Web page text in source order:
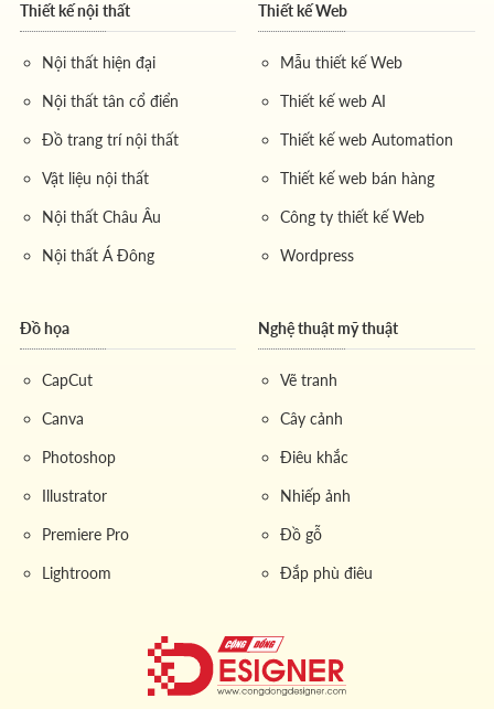
Thiết kế nội thất
Nội thất hiện đại
Nội thất tân cổ điển
Đồ trang trí nội thất
Vật liệu nội thất
Nội thất Châu Âu
Nội thất Á Đông
Thiết kế Web
Mẫu thiết kế Web
Thiết kế web AI
Thiết kế web Automation
Thiết kế web bán hàng
Công ty thiết kế Web
Wordpress
Đồ họa
CapCut
Canva
Photoshop
Illustrator
Premiere Pro
Lightroom
Nghệ thuật mỹ thuật
Vẽ tranh
Cây cảnh
Điêu khắc
Nhiếp ảnh
Đồ gỗ
Đắp phù điêu